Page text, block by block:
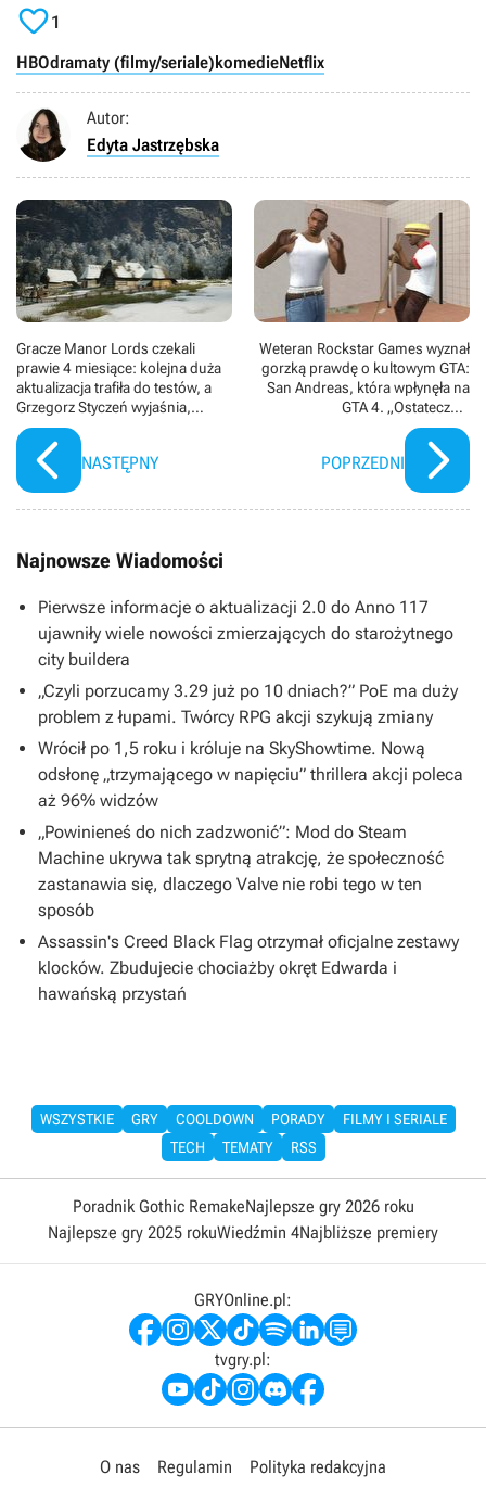
1
HBOdramaty (filmy/seriale)komedieNetflix
Autor:
Edyta Jastrzębska
Gracze Manor Lords czekali
prawie 4 miesiące: kolejna duża
aktualizacja trafiła do testów, a
Grzegorz Styczeń wyjaśnia,
dlaczego trwało to tak długo
NASTĘPNY
Weteran Rockstar Games wyznał
gorzką prawdę o kultowym GTA:
San Andreas, która wpłynęła na
GTA 4. „Ostatecznie
przesadziliśmy z liczbą
dostępnych opcji”
POPRZEDNI
Najnowsze Wiadomości
Pierwsze informacje o aktualizacji 2.0 do Anno 117
ujawniły wiele nowości zmierzających do starożytnego
city buildera
„Czyli porzucamy 3.29 już po 10 dniach?” PoE ma duży
problem z łupami. Twórcy RPG akcji szykują zmiany
Wrócił po 1,5 roku i króluje na SkyShowtime. Nową
odsłonę „trzymającego w napięciu” thrillera akcji poleca
aż 96% widzów
„Powinieneś do nich zadzwonić”: Mod do Steam
Machine ukrywa tak sprytną atrakcję, że społeczność
zastanawia się, dlaczego Valve nie robi tego w ten
sposób
Assassin's Creed Black Flag otrzymał oficjalne zestawy
klocków. Zbudujecie chociażby okręt Edwarda i
hawańską przystań
WSZYSTKIE GRY COOLDOWN PORADY
FILMY I SERIALE
TECH
TEMATY RSS
Poradnik Gothic RemakeNajlepsze gry 2026 roku
Najlepsze gry 2025 rokuWiedźmin 4Najbliższe premiery
GRYOnline.pl:
tvgry.pl:
O nas Regulamin Polityka redakcyjna